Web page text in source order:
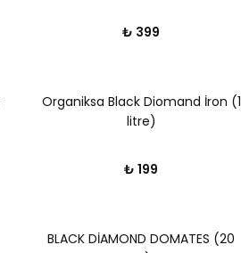
₺ 399
Organiksa Black Diomand İron (1
litre)
₺ 199
BLACK DİAMOND DOMATES (20